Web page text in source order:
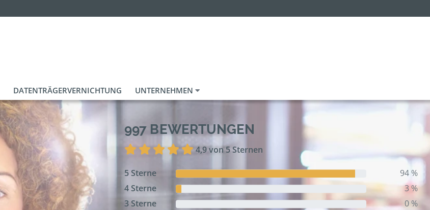
DATENTRÄGERVERNICHTUNG UNTERNEHMEN
997 BEWERTUNGEN
4,9 von 5 Sternen
5 Sterne
94 %
4 Sterne
3 %
3 Sterne
0 %